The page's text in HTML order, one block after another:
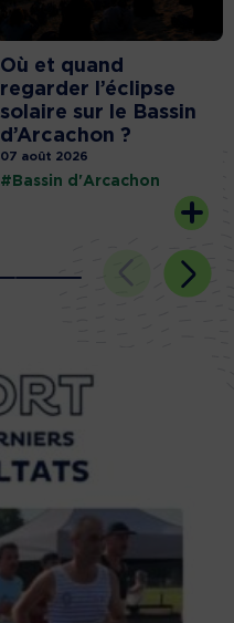
Où et quand
regarder l’éclipse
solaire sur le Bassin
d’Arcachon ?
07 août 2026
#Bassin d'Arcachon